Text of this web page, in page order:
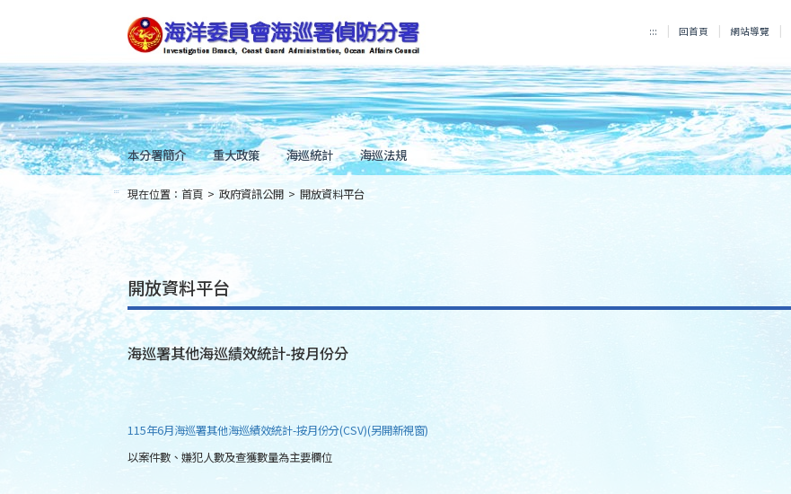
到
主
要
內
容
Skip
to
main
content
::: 回首頁 網站導覽
本分署簡介 重大政策 海巡統計 海巡法規
::: 現在位置： 首頁 > 政府資訊公開 > 開放資料平台
開放資料平台
海巡署其他海巡績效統計-按月份分
115年6月海巡署其他海巡績效統計-按月份分(CSV)(另開新視窗)
以案件數、嫌犯人數及查獲數量為主要欄位